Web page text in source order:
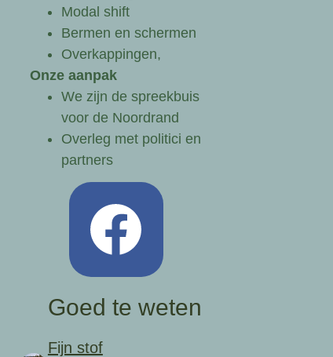
Modal shift
Bermen en schermen
Overkappingen,
Onze aanpak
We zijn de spreekbuis
voor de Noordrand
Overleg met politici en
partners
Goed te weten
Fijn stof